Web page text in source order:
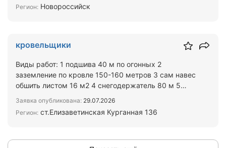
Регион: Новороссийск
кровельщики
Виды работ: 1 подшива 40 м по огонных 2
заземление по кровле 150-160 метров 3 сам навес
обшить листом 16 м2 4 снегодержатель 80 м 5
Заявка опубликована: 29.07.2026
Регион: ст.Елизаветинская Курганная 136